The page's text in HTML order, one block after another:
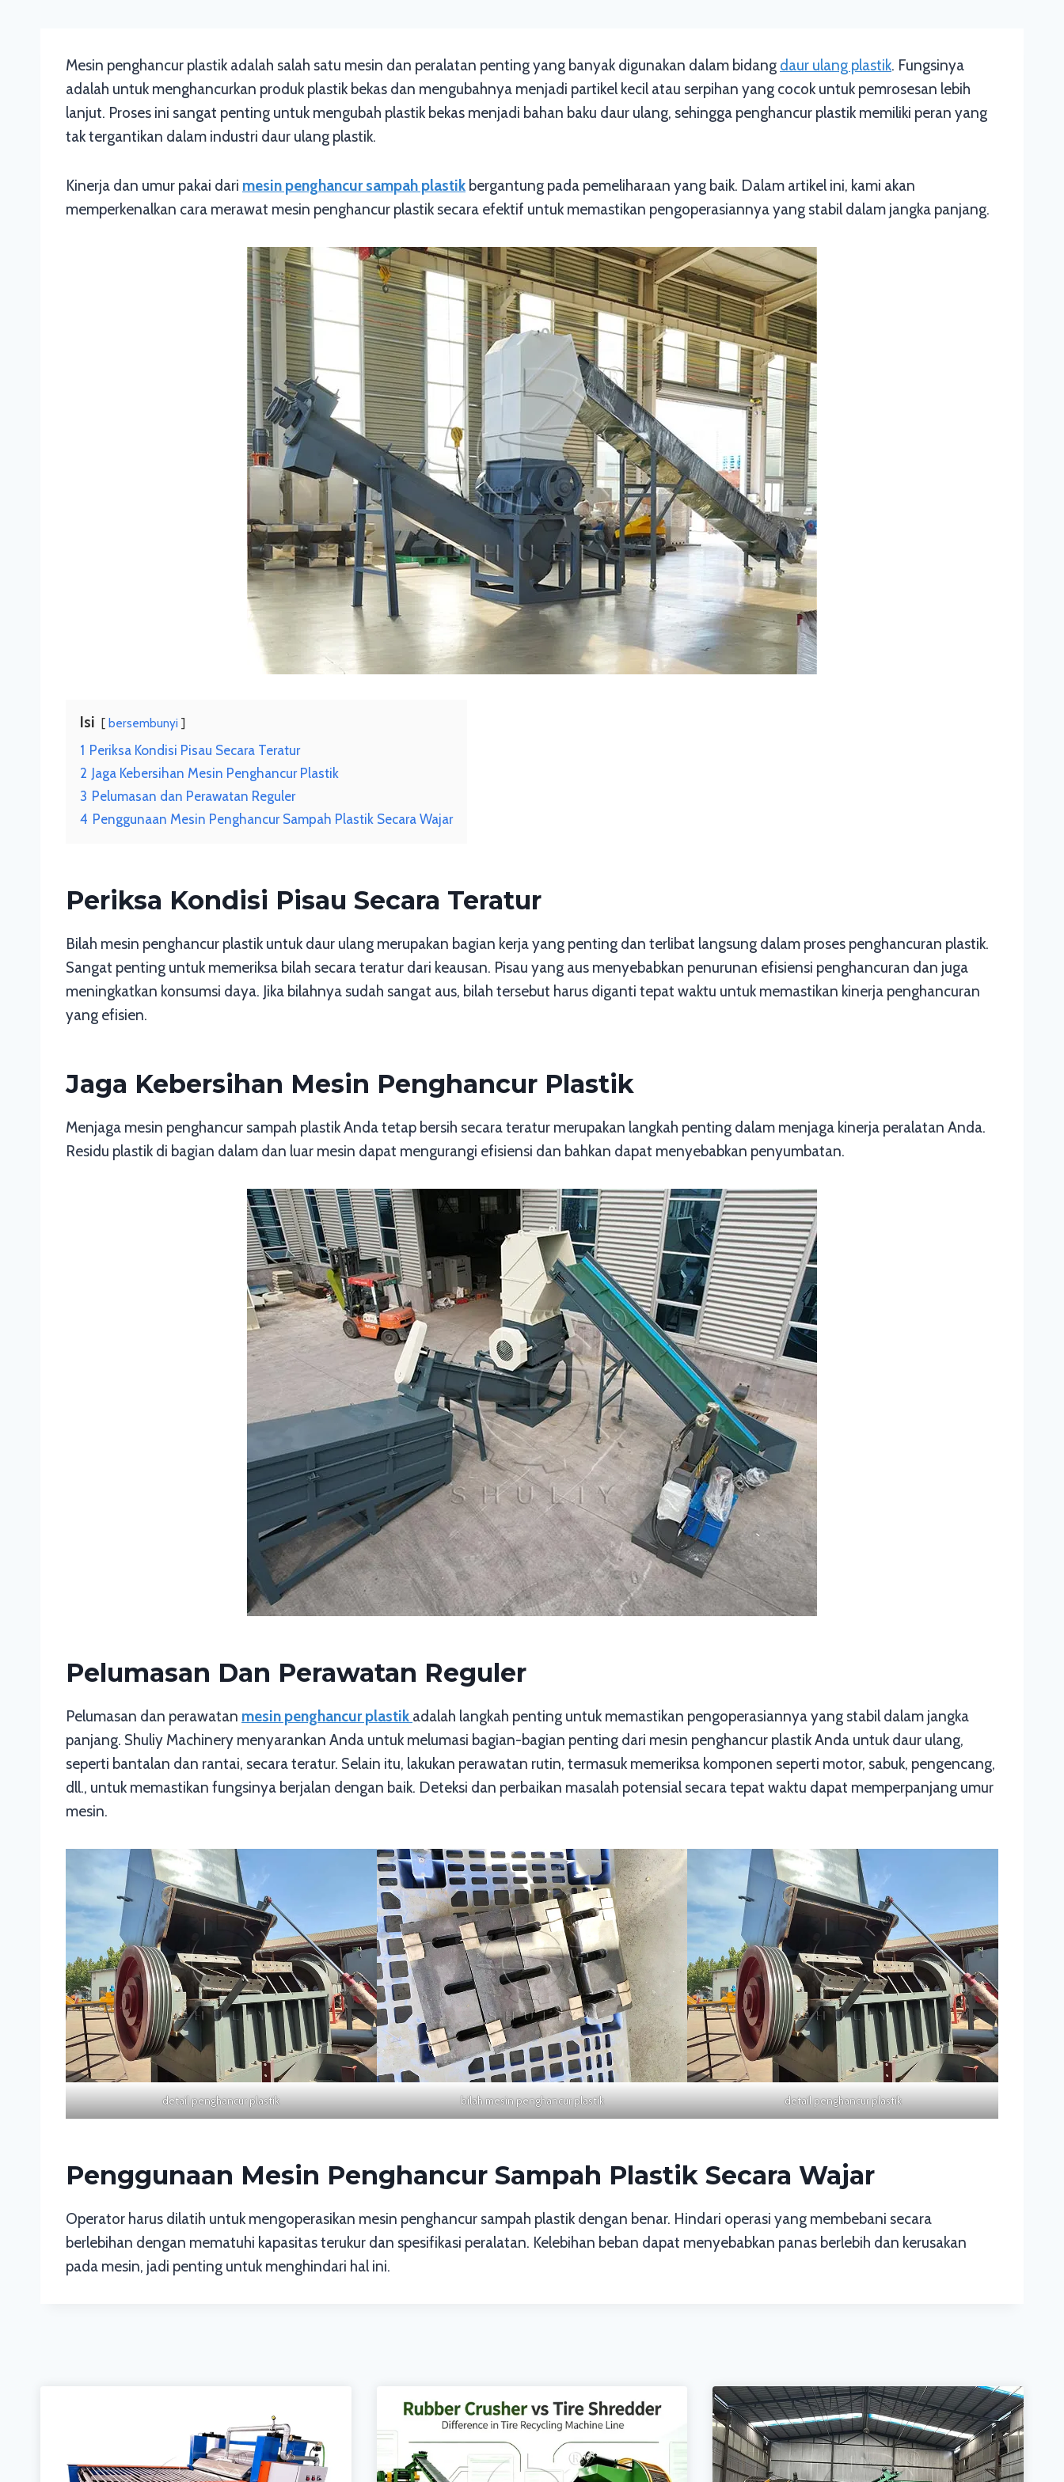
Mesin penghancur plastik adalah salah satu mesin dan peralatan penting yang banyak digunakan dalam bidang daur ulang plastik. Fungsinya
adalah untuk menghancurkan produk plastik bekas dan mengubahnya menjadi partikel kecil atau serpihan yang cocok untuk pemrosesan lebih
lanjut. Proses ini sangat penting untuk mengubah plastik bekas menjadi bahan baku daur ulang, sehingga penghancur plastik memiliki peran yang
tak tergantikan dalam industri daur ulang plastik.
Kinerja dan umur pakai dari mesin penghancur sampah plastik bergantung pada pemeliharaan yang baik. Dalam artikel ini, kami akan
memperkenalkan cara merawat mesin penghancur plastik secara efektif untuk memastikan pengoperasiannya yang stabil dalam jangka panjang.
Isi bersembunyi
1 Periksa Kondisi Pisau Secara Teratur
2 Jaga Kebersihan Mesin Penghancur Plastik
3 Pelumasan dan Perawatan Reguler
4 Penggunaan Mesin Penghancur Sampah Plastik Secara Wajar
Periksa Kondisi Pisau Secara Teratur
Bilah mesin penghancur plastik untuk daur ulang merupakan bagian kerja yang penting dan terlibat langsung dalam proses penghancuran plastik.
Sangat penting untuk memeriksa bilah secara teratur dari keausan. Pisau yang aus menyebabkan penurunan efisiensi penghancuran dan juga
meningkatkan konsumsi daya. Jika bilahnya sudah sangat aus, bilah tersebut harus diganti tepat waktu untuk memastikan kinerja penghancuran
yang efisien.
Jaga Kebersihan Mesin Penghancur Plastik
Menjaga mesin penghancur sampah plastik Anda tetap bersih secara teratur merupakan langkah penting dalam menjaga kinerja peralatan Anda.
Residu plastik di bagian dalam dan luar mesin dapat mengurangi efisiensi dan bahkan dapat menyebabkan penyumbatan.
Pelumasan Dan Perawatan Reguler
Pelumasan dan perawatan mesin penghancur plastik adalah langkah penting untuk memastikan pengoperasiannya yang stabil dalam jangka
panjang. Shuliy Machinery menyarankan Anda untuk melumasi bagian-bagian penting dari mesin penghancur plastik Anda untuk daur ulang,
seperti bantalan dan rantai, secara teratur. Selain itu, lakukan perawatan rutin, termasuk memeriksa komponen seperti motor, sabuk, pengencang,
dll., untuk memastikan fungsinya berjalan dengan baik. Deteksi dan perbaikan masalah potensial secara tepat waktu dapat memperpanjang umur
mesin.
detail penghancur plastik bilah mesin penghancur plastik detail penghancur plastik
Penggunaan Mesin Penghancur Sampah Plastik Secara Wajar
Operator harus dilatih untuk mengoperasikan mesin penghancur sampah plastik dengan benar. Hindari operasi yang membebani secara
berlebihan dengan mematuhi kapasitas terukur dan spesifikasi peralatan. Kelebihan beban dapat menyebabkan panas berlebih dan kerusakan
pada mesin, jadi penting untuk menghindari hal ini.